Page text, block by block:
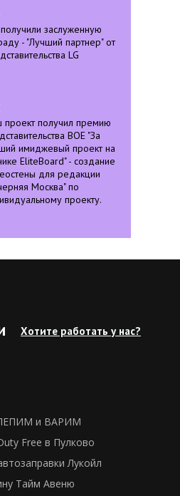
заслуженную
- "Лучший партнер" от
LG
получил премию
BOE "За
имиджевый проект на
EliteBoard" - создание
для редакции
Москва" по
проекту.
Хотите работать у нас?
ЛЕПИМ и ВАРИМ
Free в Пулково
Лукойл
Тайм Авеню